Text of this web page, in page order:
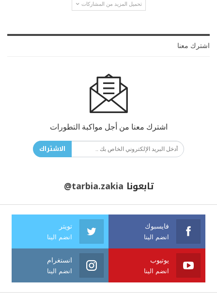
تحميل المزيد من المشاركات
اشترك معنا
اشترك معنا من أجل مواكبة التطورات
الاشتراك
تابعونا @tarbia.zakia
فايسبوك
انضم الينا
تويتر
انضم الينا
يوتيوب
انضم الينا
انستغرام
انضم الينا